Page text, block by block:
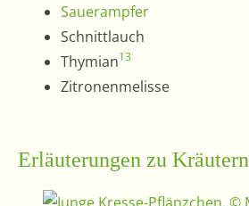
Sauerampfer
Schnittlauch
Thymian13
Zitronenmelisse
Erläuterungen zu Kräutern